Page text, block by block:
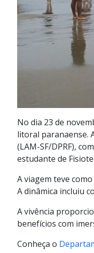
No dia 23 de
litoral paranaense.
(LAM-SF/DPRF),
estudante de
A viagem teve
A dinâmica incluiu
A vivência
benefícios com
Conheça o